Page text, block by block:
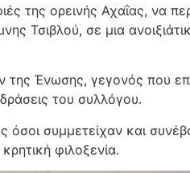
της ορεινής Αχαΐας, να
Τσιβλού, σε μια
της Ένωσης, γεγονός που
του συλλόγου.
συμμετείχαν και
φιλοξενία.